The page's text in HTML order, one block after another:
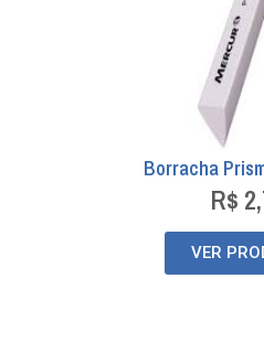
Borracha
R$
VER